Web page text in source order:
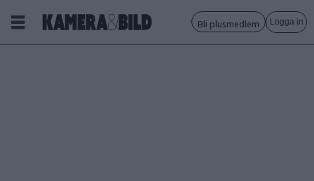
Bli plusmedlem Logga in